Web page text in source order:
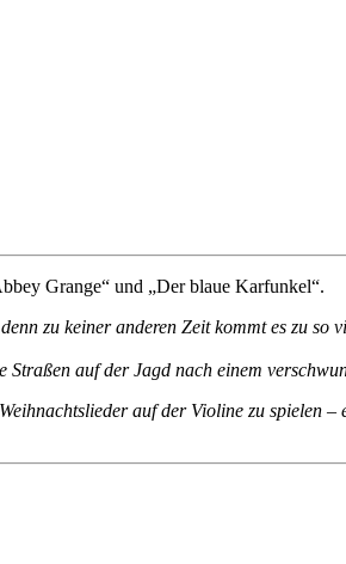
Grange“ und „Der blaue Karfunkel“.
zu keiner anderen Zeit kommt es zu so
auf der Jagd nach einem
auf der Violine zu spielen